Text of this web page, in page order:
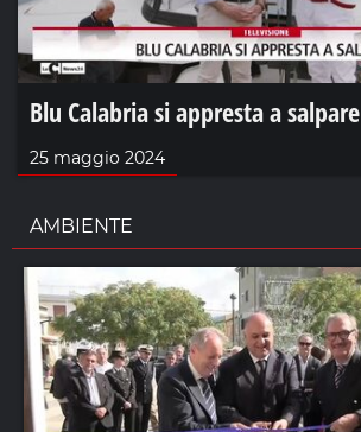
Blu Calabria si appresta a salpare
25 maggio 2024
AMBIENTE